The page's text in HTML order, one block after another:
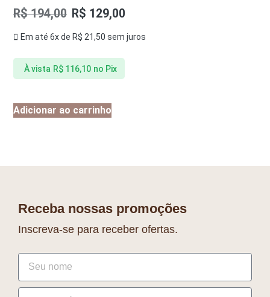
R$194,00 R$ 129,00
Em até 6x de R$ 21,50 sem juros
À vista R$116,10 no Pix
Adicionar ao carrinho
Receba nossas promoções
Inscreva-se para receber ofertas.